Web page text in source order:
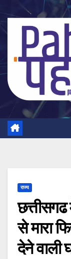
to
राज्य
से मारा
देने वाली